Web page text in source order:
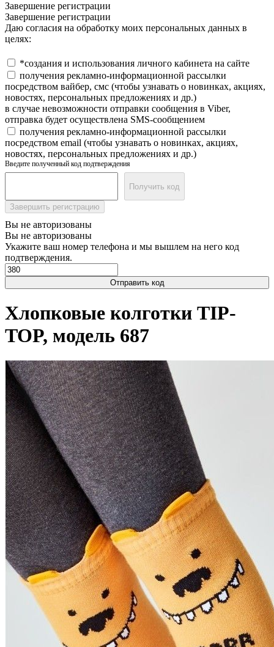
Завершение регистрации
Завершение регистрации
Даю согласия на обработку моих персональных данных в
целях:
*создания и использования личного кабинета на сайте
получения рекламно-информационной рассылки
посредством вайбер, смс (чтобы узнавать о новинках, акциях,
новостях, персональных предложениях и др.)
в случае невозможности отправки сообщения в Viber,
отправка будет осуществлена SMS-сообщением
получения рекламно-информационной рассылки
посредством email (чтобы узнавать о новинках, акциях,
новостях, персональных предложениях и др.)
Введите полученный код подтверждения
Получить код
Завершить регистрацию
Вы не авторизованы
Вы не авторизованы
Укажите ваш номер телефона и мы вышлем на него код
подтверждения.
Отправить код
Хлопковые колготки TIP-
TOP, модель 687